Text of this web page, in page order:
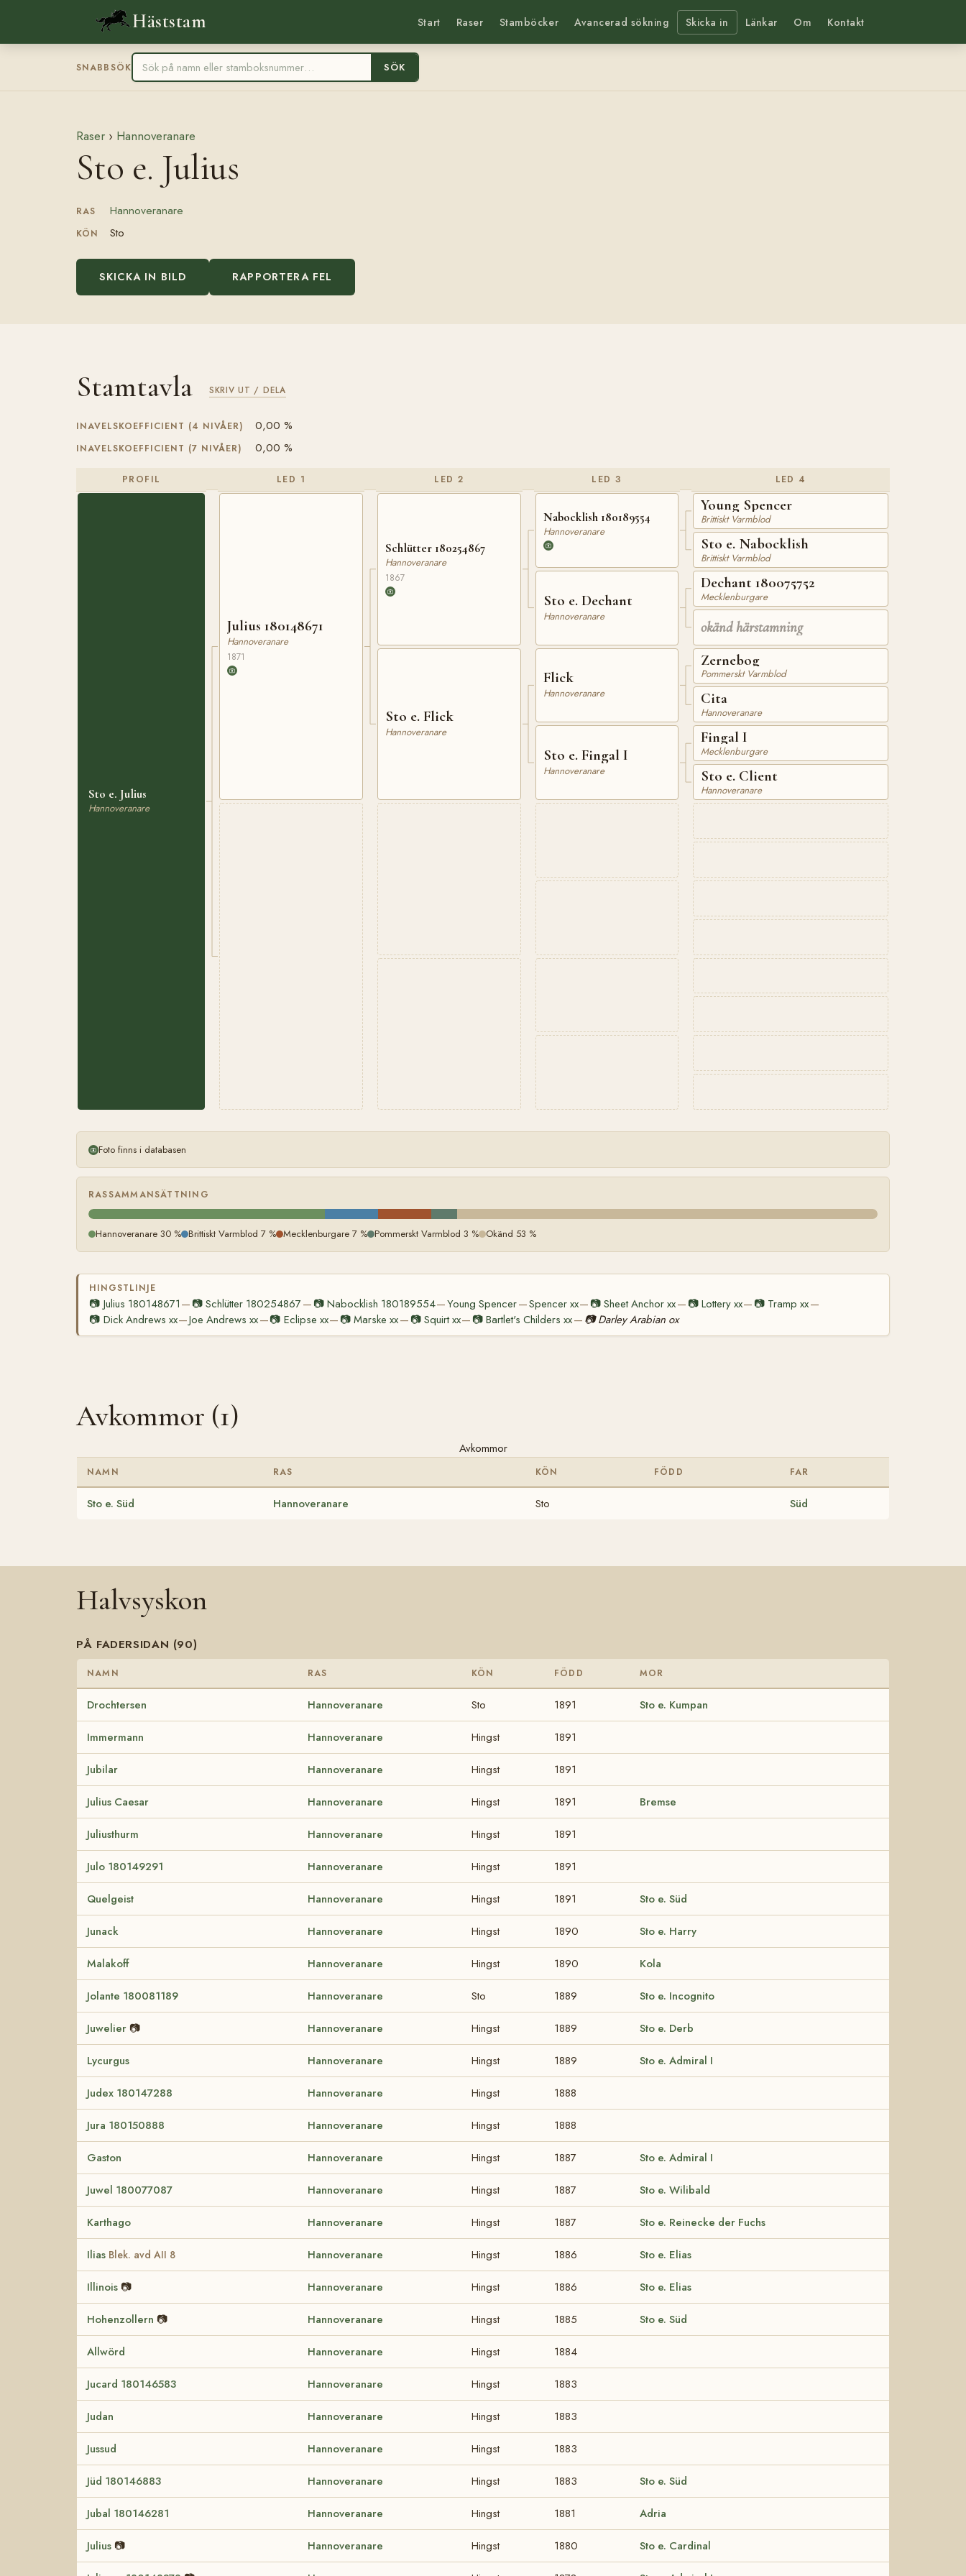
Häststam Start Raser Stamböcker Avancerad sökning Skicka in Länkar Om Kontakt
SNABBSÖK SÖK
Raser › Hannoveranare
Sto e. Julius
RAS Hannoveranare
KÖN Sto
SKICKA IN BILD RAPPORTERA FEL
Stamtavla SKRIV UT / DELA
INAVELSKOEFFICIENT (4 NIVÅER) 0,00 %
INAVELSKOEFFICIENT (7 NIVÅER) 0,00 %
PROFIL
Sto e. Julius
Hannoveranare
LED 1
Julius 180148671
Hannoveranare
1871
LED 2
Schlütter 180254867
Hannoveranare
1867
Sto e. Flick
Hannoveranare
LED 3
Nabocklish 180189554
Hannoveranare
Sto e. Dechant
Hannoveranare
Flick
Hannoveranare
Sto e. Fingal I
Hannoveranare
LED 4
Young Spencer
Brittiskt Varmblod
Sto e. Nabocklish
Brittiskt Varmblod
Dechant 180075752
Mecklenburgare
okänd härstamning
Zernebog
Pommerskt Varmblod
Cita
Hannoveranare
Fingal I
Mecklenburgare
Sto e. Client
Hannoveranare
Foto finns i databasen
RASSAMMANSÄTTNING
Hannoveranare 30 % Brittiskt Varmblod 7 % Mecklenburgare 7 % Pommerskt Varmblod 3 % Okänd 53 %
HINGSTLINJE
📷 Julius 180148671 — 📷Schlütter 180254867 — 📷 Nabocklish 180189554—Young Spencer—Spencer xx— 📷Sheet Anchor xx— 📷 Lottery xx— 📷 Tramp xx—
📷 Dick Andrews xx—Joe Andrews xx—📷 Eclipse xx— 📷Marske xx— 📷 Squirt xx— 📷 Bartlet's Childers xx— 📷 Darley Arabian ox
Avkommor (1)
Avkommor
NAMN RAS KÖN FÖDD FAR
Sto e. Süd Hannoveranare Sto Süd
Halvsyskon
PÅ FADERSIDAN (90)
NAMN RAS KÖN FÖDD MOR
Drochtersen Hannoveranare Sto 1891 Sto e. Kumpan
Immermann Hannoveranare Hingst 1891
Jubilar Hannoveranare Hingst 1891
Julius Caesar Hannoveranare Hingst 1891 Bremse
Juliusthurm Hannoveranare Hingst 1891
Julo 180149291 Hannoveranare Hingst 1891
Quelgeist Hannoveranare Hingst 1891 Sto e. Süd
Junack Hannoveranare Hingst 1890 Sto e. Harry
Malakoff Hannoveranare Hingst 1890 Kola
Jolante 180081189 Hannoveranare Sto 1889 Sto e. Incognito
Juwelier 📷 Hannoveranare Hingst 1889 Sto e. Derb
Lycurgus Hannoveranare Hingst 1889 Sto e. Admiral I
Judex 180147288 Hannoveranare Hingst 1888
Jura 180150888 Hannoveranare Hingst 1888
Gaston Hannoveranare Hingst 1887 Sto e. Admiral I
Juwel 180077087 Hannoveranare Hingst 1887 Sto e. Wilibald
Karthago Hannoveranare Hingst 1887 Sto e. Reinecke der Fuchs
Ilias Blek. avd AII 8 Hannoveranare Hingst 1886 Sto e. Elias
Illinois 📷 Hannoveranare Hingst 1886 Sto e. Elias
Hohenzollern 📷 Hannoveranare Hingst 1885 Sto e. Süd
Allwörd Hannoveranare Hingst 1884
Jucard 180146583 Hannoveranare Hingst 1883
Judan Hannoveranare Hingst 1883
Jussud Hannoveranare Hingst 1883
Jüd 180146883 Hannoveranare Hingst 1883 Sto e. Süd
Jubal 180146281 Hannoveranare Hingst 1881 Adria
Julius 📷 Hannoveranare Hingst 1880 Sto e. Cardinal